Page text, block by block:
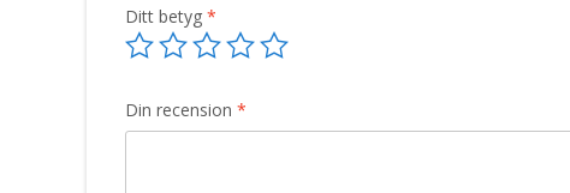
Ditt betyg *
Din recension *